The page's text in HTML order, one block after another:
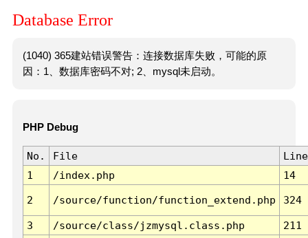
Database Error
(1040) 365建站错误警告：连接数据库失败，可能的原
因：1、数据库密码不对; 2、mysql未启动。
PHP Debug
No. File
Line
1
/index.php 14
2 /source/function/function_extend.php 324
3 /source/class/jzmysql.class.php
211